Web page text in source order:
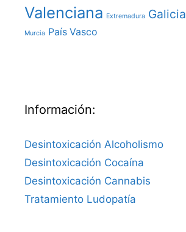
Valenciana Extremadura Galicia
Murcia País Vasco
Información:
Desintoxicación Alcoholismo
Desintoxicación Cocaína
Desintoxicación Cannabis
Tratamiento Ludopatía